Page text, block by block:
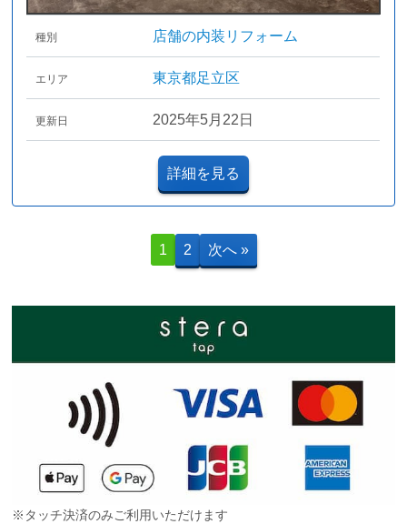
種別 店舗の内装リフォーム
エリア 東京都足立区
更新日 2025年5月22日
詳細を見る
1 2 次へ »
※タッチ決済のみご利用いただけます